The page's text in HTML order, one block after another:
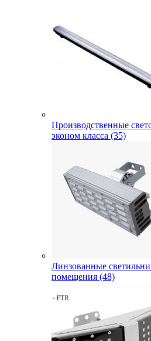
Производственные
эконом класса (35)
Линзованные
помещения (48)